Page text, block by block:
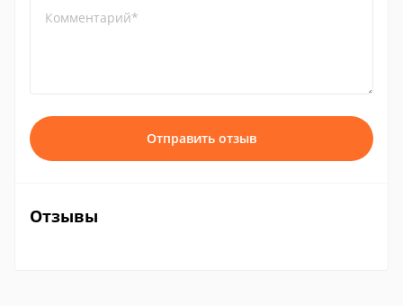
Комментарий*
Отправить отзыв
Отзывы